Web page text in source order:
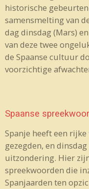
historische
samensmelting van
dag dinsdag (Mars)
van deze twee
de Spaanse cultuur
voorzichtige
Spaanse
Spanje heeft een
gezegden, en
uitzondering. Hier
spreekwoorden die
Spanjaarden ten